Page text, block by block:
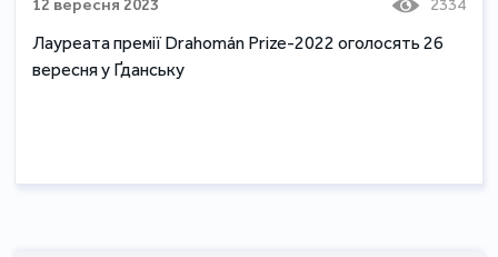
12 вересня 2023 2334
Лауреата премії Drahomán Prize-2022 оголосять 26
вересня у Ґданську